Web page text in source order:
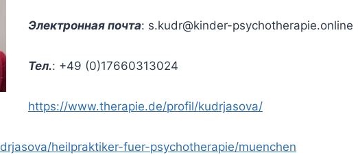
Электронная почта: s.kudr@kinder-psychotherapie.online
Тел.: +49 (0)17660313024
https://www.therapie.de/profil/kudrjasova/
heilpraktiker-fuer-psychotherapie/muenchen